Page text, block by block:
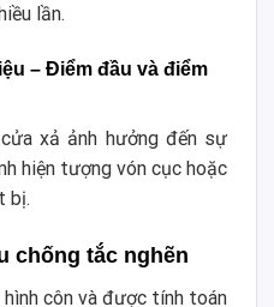
lần.
– Điểm đầu và điểm
xả ảnh hưởng đến sự
hiện tượng vón cục hoặc
bị.
chống tắc nghẽn
côn và được tính toán